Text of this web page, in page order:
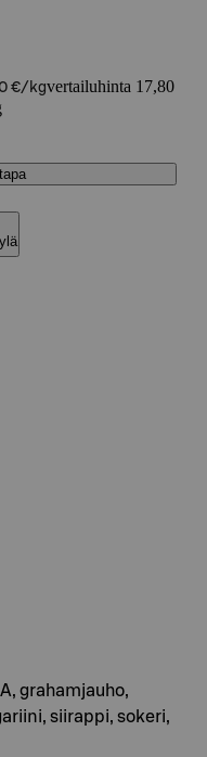
€/kgvertailuhinta 17,80
grahamjauho,
siirappi, sokeri,